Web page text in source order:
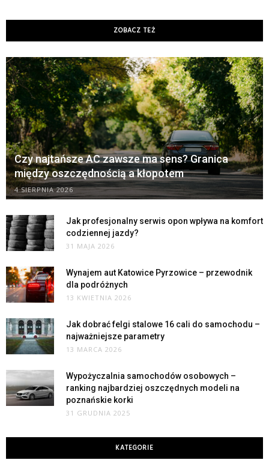
ZOBACZ TEŻ
Czy najtańsze AC zawsze ma sens? Granica
między oszczędnością a kłopotem
4 SIERPNIA 2026
Jak profesjonalny serwis opon wpływa na komfort
codziennej jazdy?
31 MAJA 2026
Wynajem aut Katowice Pyrzowice – przewodnik
dla podróżnych
13 KWIETNIA 2026
Jak dobrać felgi stalowe 16 cali do samochodu –
najważniejsze parametry
13 MARCA 2026
Wypożyczalnia samochodów osobowych –
ranking najbardziej oszczędnych modeli na
poznańskie korki
31 GRUDNIA 2025
KATEGORIE